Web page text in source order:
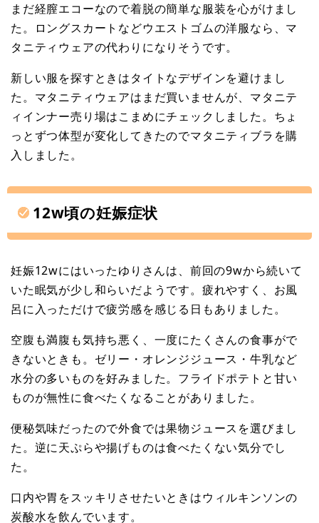
まだ経膣エコーなので着脱の簡単な服装を心がけまし
た。ロングスカートなどウエストゴムの洋服なら、マ
タニティウェアの代わりになりそうです。
新しい服を探すときはタイトなデザインを避けまし
た。マタニティウェアはまだ買いませんが、マタニテ
ィインナー売り場はこまめにチェックしました。ちょ
っとずつ体型が変化してきたのでマタニティブラを購
入しました。
12w頃の妊娠症状
妊娠12wにはいったゆりさんは、前回の9wから続いて
いた眠気が少し和らいだようです。疲れやすく、お風
呂に入っただけで疲労感を感じる日もありました。
空腹も満腹も気持ち悪く、一度にたくさんの食事がで
きないときも。ゼリー・オレンジジュース・牛乳など
水分の多いものを好みました。フライドポテトと甘い
ものが無性に食べたくなることがありました。
便秘気味だったので外食では果物ジュースを選びまし
た。逆に天ぷらや揚げものは食べたくない気分でし
た。
口内や胃をスッキリさせたいときはウィルキンソンの
炭酸水を飲んでいます。